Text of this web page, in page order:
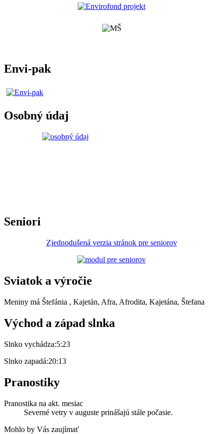
Envi-pak
Osobný údaj
Seniori
Zjednodušená verzia stránok pre seniorov
Sviatok a výročie
Meniny má Štefánia , Kajetán, Afra, Afrodita, Kajetána, Štefana
Východ a západ slnka
Slnko vychádza:5:23
Slnko zapadá:20:13
Pranostiky
Pranostika na akt. mesiac
Severné vetry v auguste prinášajú stále počasie.
Mohlo by Vás zaujímať